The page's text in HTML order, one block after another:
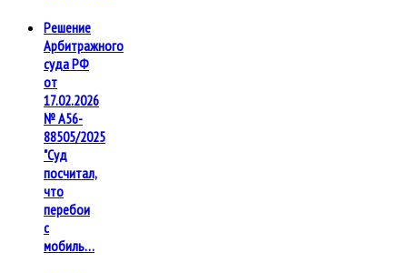
Решение
Арбитражного
суда РФ
от
17.02.2026
№ А56-
88505/2025
"Суд
посчитал,
что
перебои
с
мобиль…